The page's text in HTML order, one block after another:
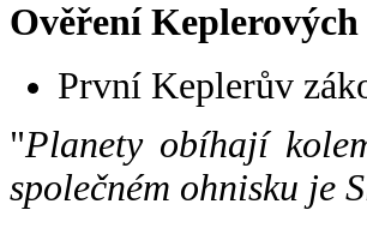
Ověření
První Keplerův
"Planety obíhají
společném ohnisku je